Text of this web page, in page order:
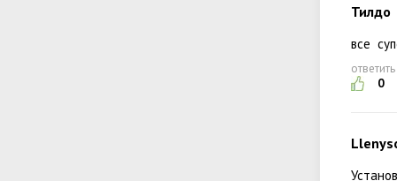
Тилдо
все
ответить
0